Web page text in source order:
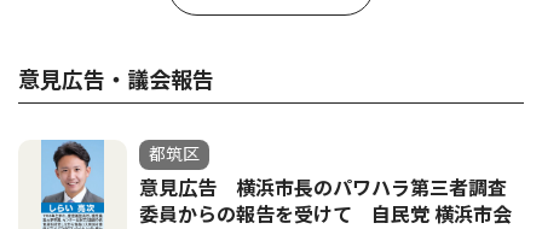
意見広告・議会報告
都筑区
意見広告 横浜市長のパワハラ第三者調査
委員からの報告を受けて 自民党 横浜市会